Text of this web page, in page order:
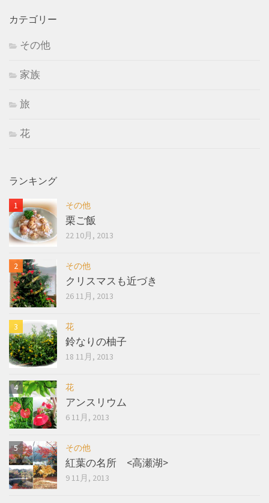
カテゴリー
その他
家族
旅
花
ランキング
その他
栗ご飯
22 10月, 2013
その他
クリスマスも近づき
26 11月, 2013
花
鈴なりの柚子
18 11月, 2013
花
アンスリウム
6 11月, 2013
その他
紅葉の名所 <高瀬湖>
9 11月, 2013